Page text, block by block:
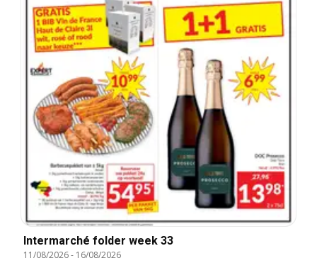
Intermarché folder week 33
11/08/2026- 16/08/2026